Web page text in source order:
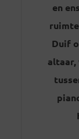
en
Duif
altaar,